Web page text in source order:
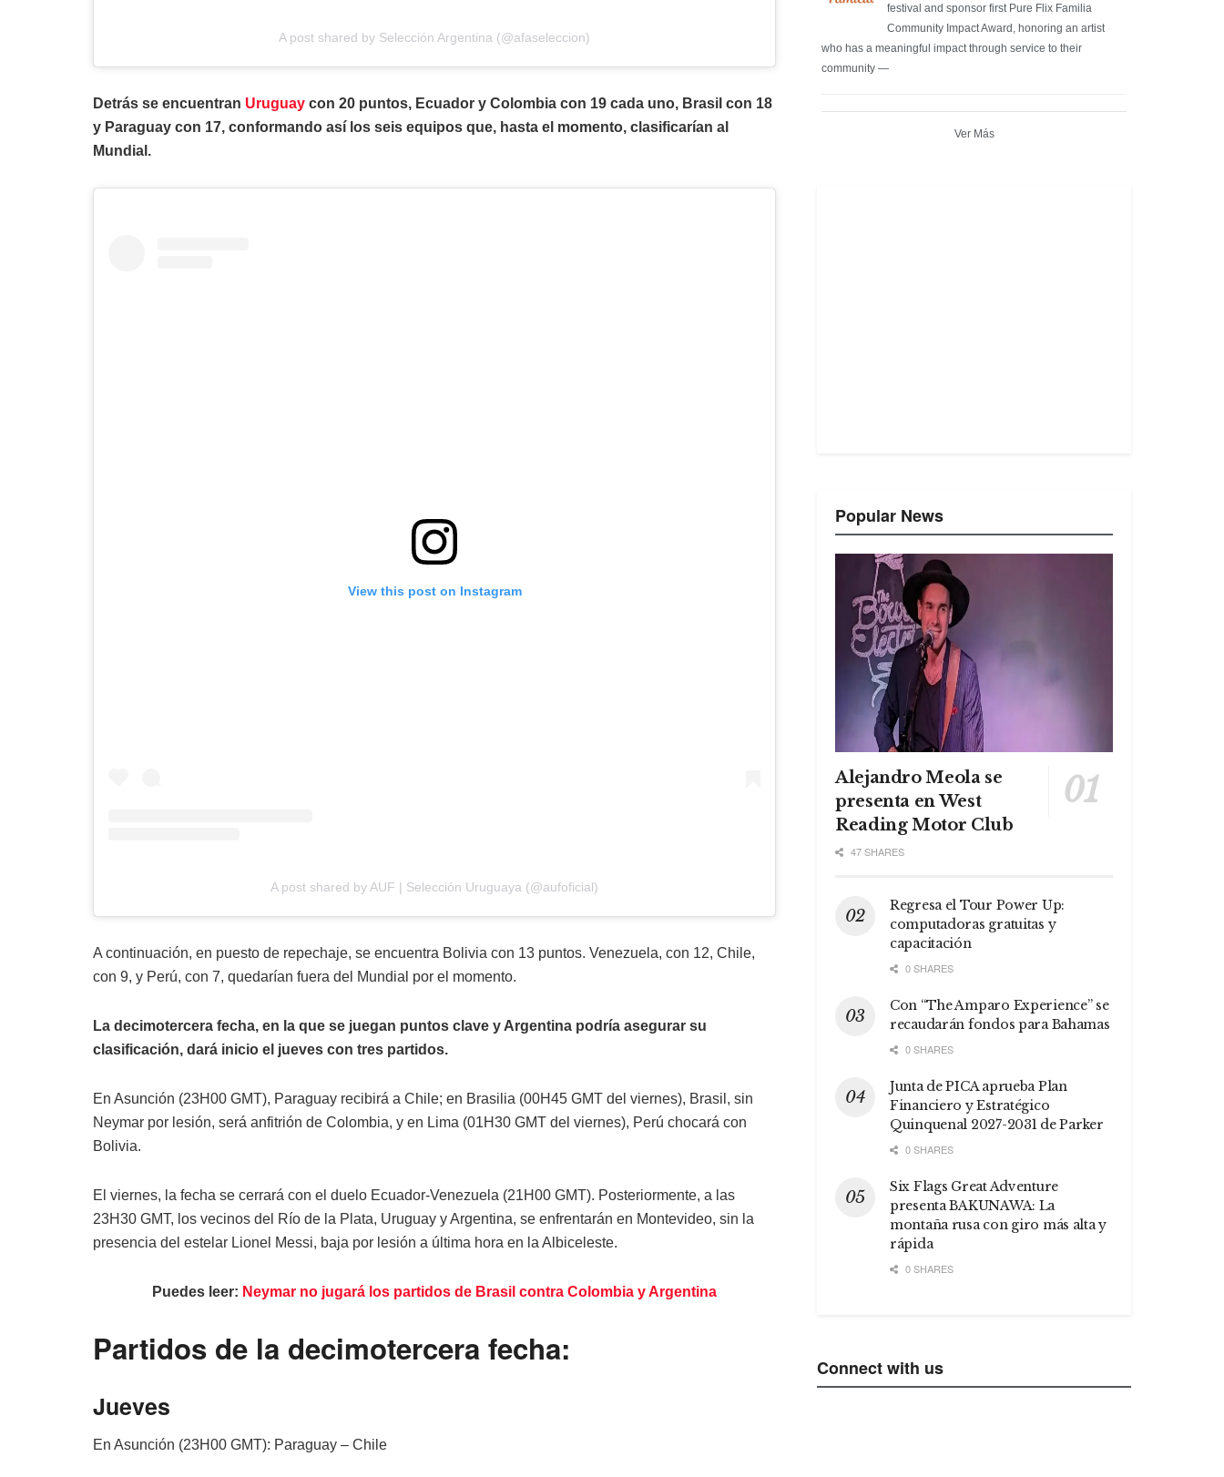
A post shared by Selección Argentina (@afaseleccion)
Detrás se encuentran Uruguay con 20 puntos, Ecuador y Colombia con 19 cada uno, Brasil con 18
y Paraguay con 17, conformando así los seis equipos que, hasta el momento, clasificarían al
Mundial.
View this post on Instagram
A post shared by AUF | Selección Uruguaya (@aufoficial)
A continuación, en puesto de repechaje, se encuentra Bolivia con 13 puntos. Venezuela, con 12, Chile,
con 9, y Perú, con 7, quedarían fuera del Mundial por el momento.
La decimotercera fecha, en la que se juegan puntos clave y Argentina podría asegurar su
clasificación, dará inicio el jueves con tres partidos.
En Asunción (23H00 GMT), Paraguay recibirá a Chile; en Brasilia (00H45 GMT del viernes), Brasil, sin
Neymar por lesión, será anfitrión de Colombia, y en Lima (01H30 GMT del viernes), Perú chocará con
Bolivia.
El viernes, la fecha se cerrará con el duelo Ecuador-Venezuela (21H00 GMT). Posteriormente, a las
23H30 GMT, los vecinos del Río de la Plata, Uruguay y Argentina, se enfrentarán en Montevideo, sin la
presencia del estelar Lionel Messi, baja por lesión a última hora en la Albiceleste.
Puedes leer: Neymar no jugará los partidos de Brasil contra Colombia y Argentina
Partidos de la decimotercera fecha:
Jueves
En Asunción (23H00 GMT): Paraguay – Chile
festival and sponsor first Pure Flix Familia
Community Impact Award, honoring an artist
who has a meaningful impact through service to their
community —
Ver Más
Popular News
Alejandro Meola se
presenta en West
Reading Motor Club
47 SHARES
Regresa el Tour Power Up:
computadoras gratuitas y
capacitación
0 SHARES
Con “The Amparo Experience” se
recaudarán fondos para Bahamas
0 SHARES
Junta de PICA aprueba Plan
Financiero y Estratégico
Quinquenal 2027-2031 de Parker
0 SHARES
Six Flags Great Adventure
presenta BAKUNAWA: La
montaña rusa con giro más alta y
rápida
0 SHARES
Connect with us